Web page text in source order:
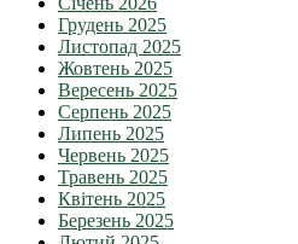
Грудень 2025
Листопад 2025
Жовтень 2025
Вересень 2025
Серпень 2025
Липень 2025
Червень 2025
Травень 2025
Квітень 2025
Березень 2025